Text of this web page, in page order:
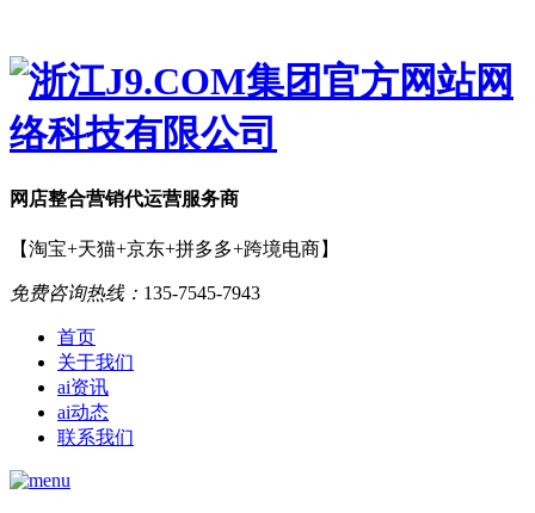
网店整合营销代运营服务商
【淘宝+天猫+京东+拼多多+跨境电商】
免费咨询热线： 135-7545-7943
首页
关于我们
ai资讯
ai动态
联系我们